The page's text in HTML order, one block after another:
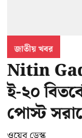
জাতীয় খবর
Nitin
ই-২০
পোস্ট